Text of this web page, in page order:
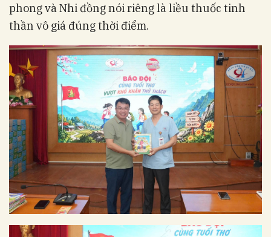
phong và Nhi đồng nói riêng là liều thuốc tinh
thần vô giá đúng thời điểm.